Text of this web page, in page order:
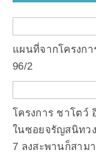
แผนที่จากโครงก
96/2
โครงการ ชาโตว์
ในซอยจรัญสนิทว
7 ลงสะพานก็สาม